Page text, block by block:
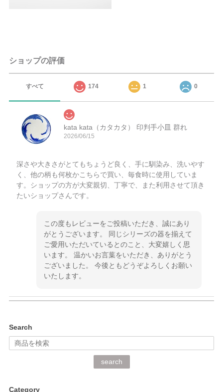
ショップの評価
すべて 174 1 0
kata kata（カタカタ） 印判手小皿 群れ
2026/06/15
深さや大きさがとてもちょうど良く、手に馴染み、洗いやす
く、他の柄も何枚かこちらで買い、毎食時に使用していま
す。ショップの方が大変親切、丁寧で、また利用させて頂き
たいショップさんです。
この度もレビューをご投稿いただき、誠にあり
がとうございます。 同じシリーズの器を揃えて
ご愛用いただいているとのこと、大変嬉しく思
います。 温かいお言葉をいただき、ありがとう
ございました。 今後ともどうぞよろしくお願い
いたします。
深さや大きさがとてもちょうど良く、手に馴染み、洗いやす
く、他の柄も何枚かこちらで買い、毎食時に使用していま
Search
search
Category